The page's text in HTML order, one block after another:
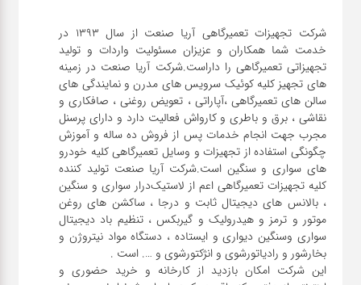
شرکت تجهیزات تعمیرگاهی آریا صنعت از سال ۱۳۹۳ در
خدمت شما همکاران و عزیزان مسئولیت واردات و تولید
تجهیزاتی تعمیرگاهی را داراست.شرکت آریا صنعت در زمینه
های تجهیز کلیه کوئیک سرویس های مدرن و نمایندگی های
سالن های تعمیرگاهی ،آپاراتی ، تعویض روغنی ، صافکاری و
نقاشی ، برق و باطری و کارواش فعالیت دارد و دارای پرسنل
مجرب جهت انجام خدمات پس از فروش ده ساله و آموزش
چگونگی استفاده از تجهیزات و وسایل تعمیرگاهی کلیه خودرو
های سواری و سنگین است.شرکت آریا صنعت تولید کننده
کلیه تجهیزات تعمیرگاهی اعم از لاستیک‌درار سواری و ‌سنگین
، بالانس های دیجیتال ثابت و درجا ، ساکشن های روغن
موتور و ترمز و هیدرولیک و گیربکس ، تنظیم باد دیجیتال
سواری و‌سنگین دیواری و ایستاده ، دستگاه مواد نیتروژن و
این شرکت امکان بازدید از کارخانه و خرید حضوری و